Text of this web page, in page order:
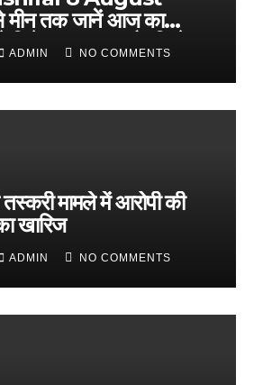
तक जानें आज का
मिलेगा धन लाभ और किसे
ADMIN NO COMMENTS
मामले में आरोपी की
खारिज
ADMIN NO COMMENTS